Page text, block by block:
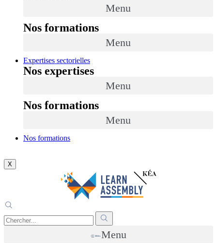
Menu
Nos formations
Menu
Expertises sectorielles
Nos expertises
Menu
Nos formations
Menu
Nos formations
X
Menu